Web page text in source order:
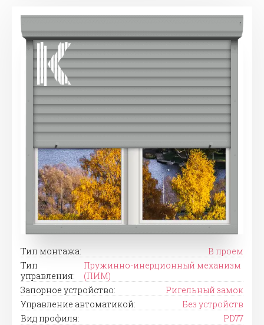
Тип монтажа:
В проем
Тип
управления:
Пружинно-инерционный механизм
(ПИМ)
Запорное устройство:
Ригельный замок
Управление автоматикой:
Без устройств
Вид профиля:
PD77